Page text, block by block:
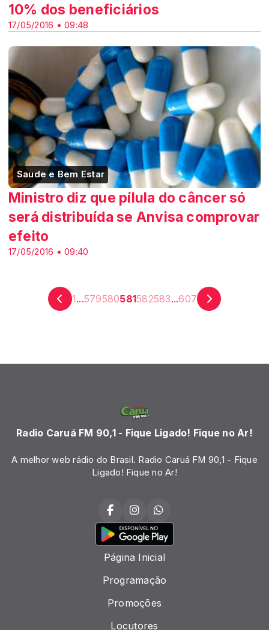
17/05/2016 • 09:48
10% dos beneficiários
Saude e Bem Estar
17/05/2016 • 09:40
Ministro diz que pílula do câncer só
será distribuída se Anvisa comprovar
efeito
1...579580581582583...607
Radio Caruá FM 90,1 - Fique Ligado! Fique no Ar!
A melhor web rádio do Brasil. Radio Caruá FM 90,1 - Fique
Ligado! Fique no Ar!
Página Inicial
Programação
Promoções
Locutores